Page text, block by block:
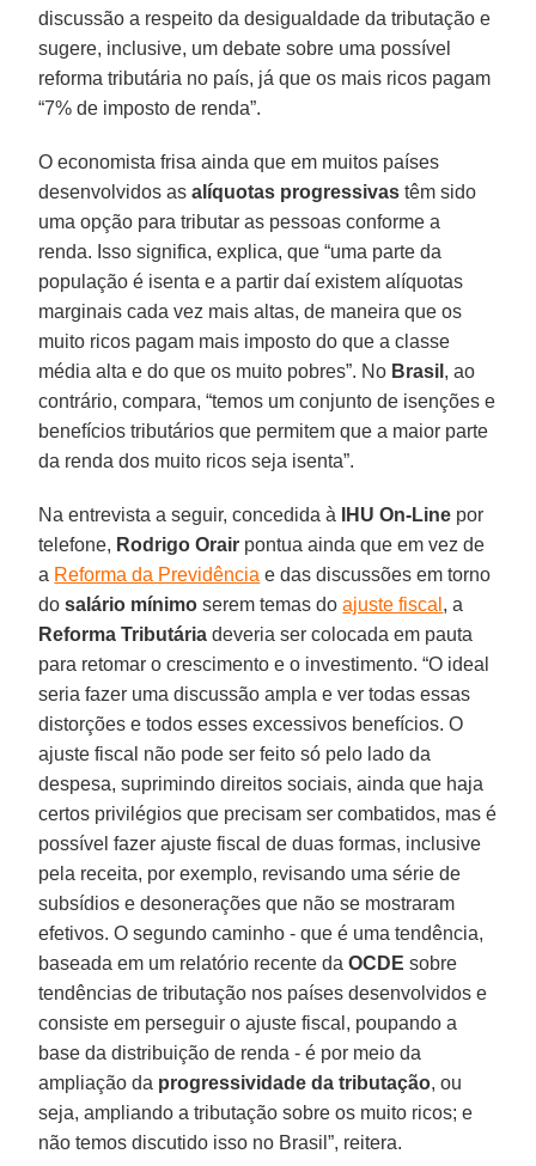
discussão a respeito da desigualdade da tributação e
sugere, inclusive, um debate sobre uma possível
reforma tributária no país, já que os mais ricos pagam
“7% de imposto de renda”.
O economista frisa ainda que em muitos países
desenvolvidos asalíquotas progressivas têm sido
uma opção para tributar as pessoas conforme a
renda. Isso significa, explica, que “uma parte da
população é isenta e a partir daí existem alíquotas
marginais cada vez mais altas, de maneira que os
muito ricos pagam mais imposto do que a classe
média alta e do que os muito pobres”. No Brasil , ao
contrário, compara, “temos um conjunto de isenções e
benefícios tributários que permitem que a maior parte
da renda dos muito ricos seja isenta”.
Na entrevista a seguir, concedida à IHU On-Line por
telefone, Rodrigo Orair pontua ainda que em vez de
a Reforma da Previdência e das discussões em torno
dosalário mínimo serem temas doajuste fiscal , a
Reforma Tributária deveria ser colocada em pauta
para retomar o crescimento e o investimento. “O ideal
seria fazer uma discussão ampla e ver todas essas
distorções e todos esses excessivos benefícios. O
ajuste fiscal não pode ser feito só pelo lado da
despesa, suprimindo direitos sociais, ainda que haja
certos privilégios que precisam ser combatidos, mas é
possível fazer ajuste fiscal de duas formas, inclusive
pela receita, por exemplo, revisando uma série de
subsídios e desonerações que não se mostraram
efetivos. O segundo caminho - que é uma tendência,
baseada em um relatório recente daOCDE sobre
tendências de tributação nos países desenvolvidos e
consiste em perseguir o ajuste fiscal, poupando a
base da distribuição de renda - é por meio da
ampliação da progressividade da tributação, ou
seja, ampliando a tributação sobre os muito ricos; e
não temos discutido isso no Brasil”, reitera.